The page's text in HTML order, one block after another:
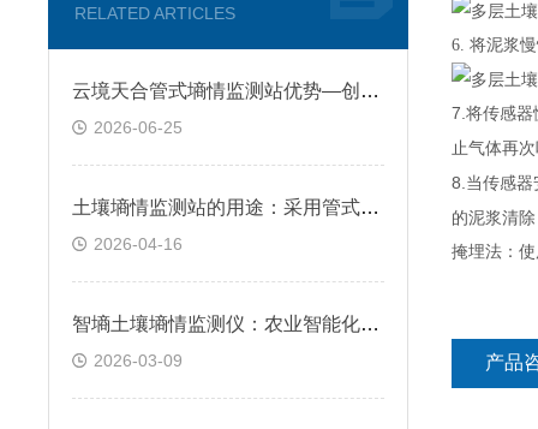
RELATED ARTICLES
云境天合管式墒情监测站优势—创新螺旋电极设计优化土壤接触，消除气隙误差
2026-06-25
土壤墒情监测站的用途：采用管式剖面设计，精准反映土壤墒情的垂直分布规律
2026-04-16
智墒土壤墒情监测仪：农业智能化的新选择
2026-03-09
6. 将泥浆
7. 将传感器
止气体再
8. 当传感
的泥浆清
掩埋法：
产品